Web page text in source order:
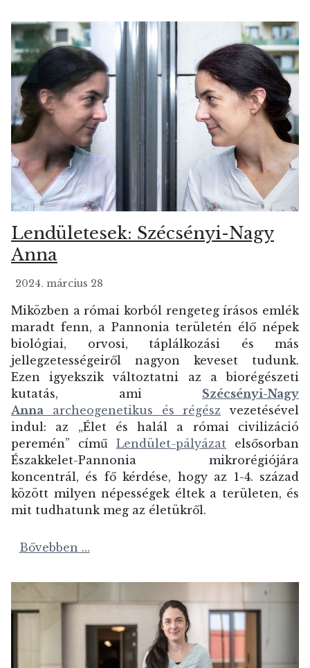
Lendületesek: Szécsényi-Nagy
Anna
2024. március 28
Miközben a római korból rengeteg írásos emlék
maradt fenn, a Pannonia területén élő népek
biológiai, orvosi, táplálkozási és más
jellegzetességeiről nagyon keveset tudunk.
Ezen igyekszik változtatni az a biorégészeti
kutatás, ami Szécsényi-Nagy
Anna archeogenetikus és régész vezetésével
indul: az „Élet és halál a római civilizáció
peremén” című Lendület-pályázat elsősorban
Északkelet-Pannonia mikrorégiójára
koncentrál, és fő kérdése, hogy az 1-4. század
között milyen népességek éltek a területen, és
mit tudhatunk meg az életükről.
Bővebben …